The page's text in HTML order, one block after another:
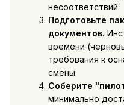
несоответствий.
Подготовьте
документов.
времени
требования к
смены.
Соберите
минимально